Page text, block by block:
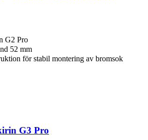
G2 Pro
52 mm
för stabil montering av bromsok
G3 Pro